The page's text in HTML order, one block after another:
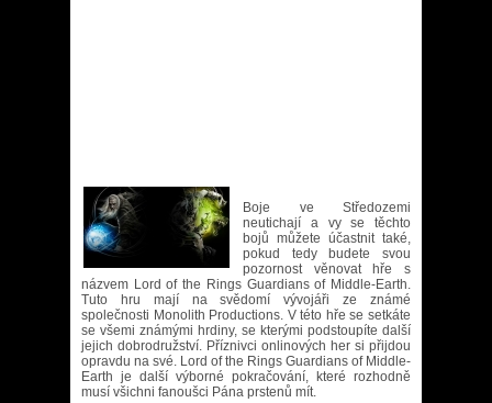
Boje ve Středozemi
neutichají a vy se těchto
bojů můžete účastnit také,
pokud tedy budete svou
pozornost věnovat hře s
názvem Lord of the Rings Guardians of Middle-Earth.
Tuto hru mají na svědomí vývojáři ze známé
společnosti Monolith Productions. V této hře se setkáte
se všemi známými hrdiny, se kterými podstoupíte další
jejich dobrodružství. Příznivci onlinových her si přijdou
opravdu na své. Lord of the Rings Guardians of Middle-
Earth je další výborné pokračování, které rozhodně
musí všichni fanoušci Pána prstenů mít.